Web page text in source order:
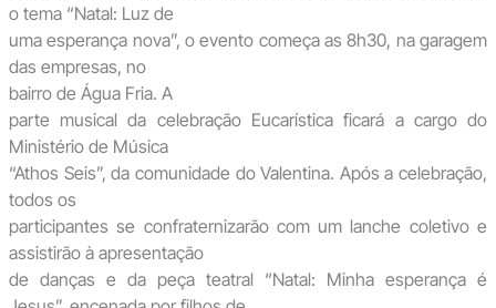
o tema “Natal: Luz de
uma esperança nova”, o evento começa as 8h30, na garagem
das empresas, no
bairro de Água Fria. A
parte musical da celebração Eucarística ficará a cargo do
Ministério de Música
“Athos Seis”, da comunidade do Valentina. Após a celebração,
todos os
participantes se confraternizarão com um lanche coletivo e
assistirão à apresentação
de danças e da peça teatral “Natal: Minha esperança é